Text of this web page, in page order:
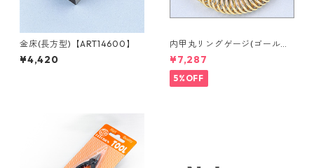
金床(長方型)【ART14600】
¥4,420
内甲丸リングゲージ(ゴール
ド）【ART40672】
¥7,287
5%OFF